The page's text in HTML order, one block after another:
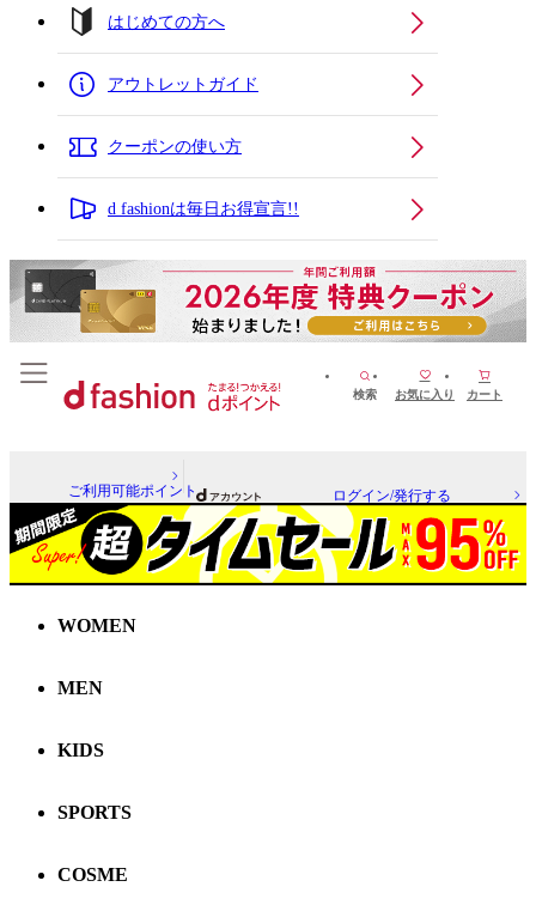
はじめての方へ
アウトレットガイド
クーポンの使い方
d fashionは毎日お得宣言!!
検索 お気に入り カート
ご利用可能ポイント ログイン/発行する
WOMEN
MEN
KIDS
SPORTS
COSME